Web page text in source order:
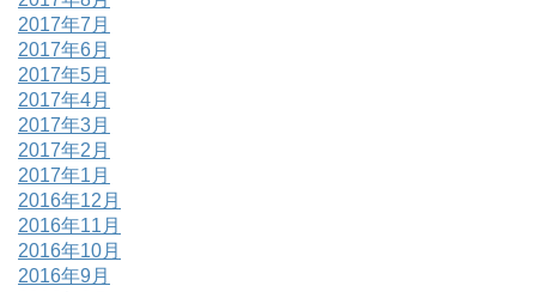
2017年7月
2017年6月
2017年5月
2017年4月
2017年3月
2017年2月
2017年1月
2016年12月
2016年11月
2016年10月
2016年9月